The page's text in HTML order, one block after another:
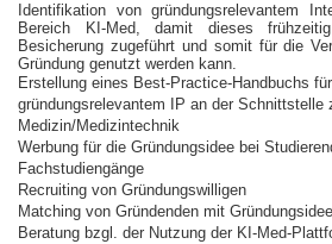
Identifikation von gründungsrelevantem
Bereich KI-Med, damit dieses
Besicherung zugeführt und somit für die
Gründung genutzt werden kann.
Erstellung eines Best-Practice-Handbuchs
gründungsrelevantem IP an der Schnittstelle
Medizin/Medizintechnik
Werbung für die Gründungsidee bei
Fachstudiengänge
Recruiting von Gründungswilligen
Matching von Gründenden mit
Beratung bzgl. der Nutzung der KI-Med-